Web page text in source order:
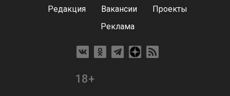
Редакция Вакансии
Проекты
Реклама
18+